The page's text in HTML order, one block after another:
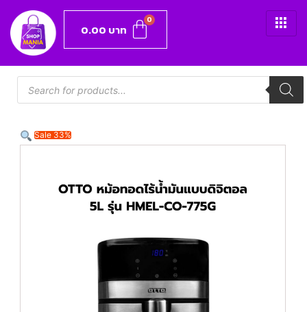
0.00 บาท
Sale 33%